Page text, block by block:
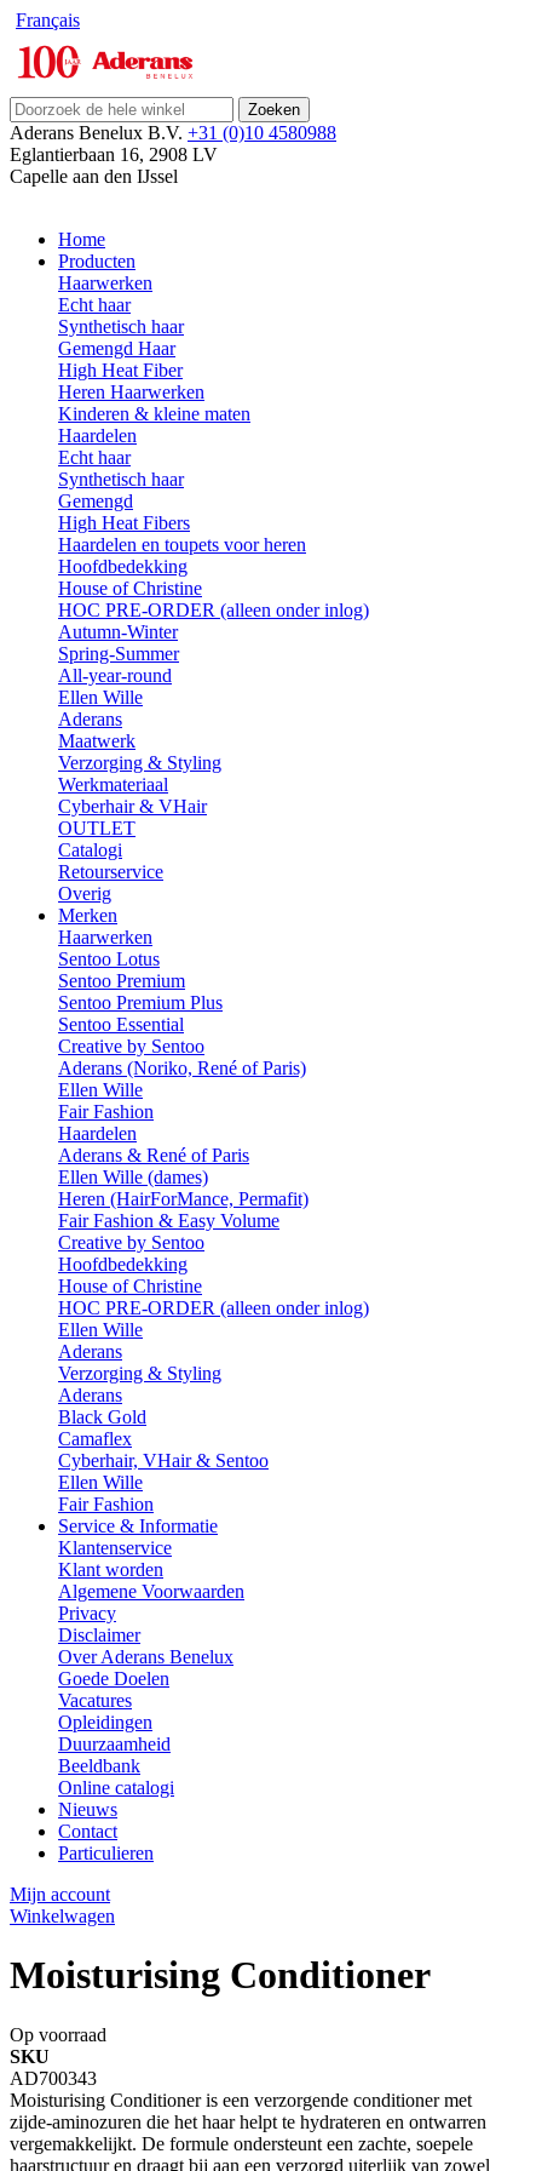
Français
Zoeken
Aderans Benelux B.V. +31 (0)10 4580988
Eglantierbaan 16, 2908 LV
Capelle aan den IJssel
Home
Producten
Haarwerken
Echt haar
Synthetisch haar
Gemengd Haar
High Heat Fiber
Heren Haarwerken
Kinderen & kleine maten
Haardelen
Echt haar
Synthetisch haar
Gemengd
High Heat Fibers
Haardelen en toupets voor heren
Hoofdbedekking
House of Christine
HOC PRE-ORDER (alleen onder inlog)
Autumn-Winter
Spring-Summer
All-year-round
Ellen Wille
Aderans
Maatwerk
Verzorging & Styling
Werkmateriaal
Cyberhair & VHair
OUTLET
Catalogi
Retourservice
Overig
Merken
Haarwerken
Sentoo Lotus
Sentoo Premium
Sentoo Premium Plus
Sentoo Essential
Creative by Sentoo
Aderans (Noriko, René of Paris)
Ellen Wille
Fair Fashion
Haardelen
Aderans & René of Paris
Ellen Wille (dames)
Heren (HairForMance, Permafit)
Fair Fashion & Easy Volume
Creative by Sentoo
Hoofdbedekking
House of Christine
HOC PRE-ORDER (alleen onder inlog)
Ellen Wille
Aderans
Verzorging & Styling
Aderans
Black Gold
Camaflex
Cyberhair, VHair & Sentoo
Ellen Wille
Fair Fashion
Service & Informatie
Klantenservice
Klant worden
Algemene Voorwaarden
Privacy
Disclaimer
Over Aderans Benelux
Goede Doelen
Vacatures
Opleidingen
Duurzaamheid
Beeldbank
Online catalogi
Nieuws
Contact
Particulieren
Mijn account
Winkelwagen
Moisturising Conditioner
Op voorraad
SKU
AD700343
Moisturising Conditioner is een verzorgende conditioner met
zijde‑aminozuren die het haar helpt te hydrateren en ontwarren
vergemakkelijkt. De formule ondersteunt een zachte, soepele
haarstructuur en draagt bij aan een verzorgd uiterlijk van zowel